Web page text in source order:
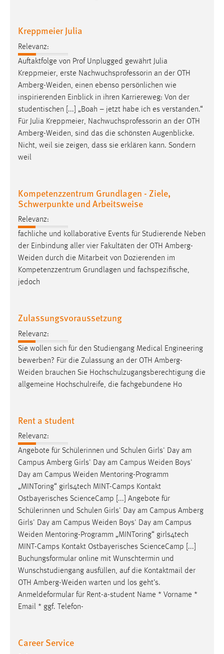
Kreppmeier Julia
Relevanz:
Auftaktfolge von Prof Unplugged gewährt Julia
Kreppmeier, erste Nachwuchsprofessorin an der OTH
Amberg-Weiden, einen ebenso persönlichen wie
inspirierenden Einblick in ihren Karriereweg: Von der
studentischen [...] „Boah – jetzt habe ich es verstanden.“
Für Julia Kreppmeier, Nachwuchsprofessorin an der OTH
Amberg-Weiden, sind das die schönsten Augenblicke.
Nicht, weil sie zeigen, dass sie erklären kann. Sondern
weil
Kompetenzzentrum Grundlagen - Ziele,
Schwerpunkte und Arbeitsweise
Relevanz:
fachliche und kollaborative Events für Studierende Neben
der Einbindung aller vier Fakultäten der OTH Amberg-
Weiden durch die Mitarbeit von Dozierenden im
Kompetenzzentrum Grundlagen und fachspezifische,
jedoch
Zulassungsvoraussetzung
Relevanz:
Sie wollen sich für den Studiengang Medical Engineering
bewerben? Für die Zulassung an der OTH Amberg-
Weiden brauchen Sie Hochschulzugangsberechtigung die
allgemeine Hochschulreife, die fachgebundene Ho
Rent a student
Relevanz:
Angebote für Schülerinnen und Schulen Girls' Day am
Campus Amberg Girls' Day am Campus Weiden Boys'
Day am Campus Weiden Mentoring-Programm
„MINToring“ girls4tech MINT-Camps Kontakt
Ostbayerisches ScienceCamp [...] Angebote für
Schülerinnen und Schulen Girls' Day am Campus Amberg
Girls' Day am Campus Weiden Boys' Day am Campus
Weiden Mentoring-Programm „MINToring“ girls4tech
MINT-Camps Kontakt Ostbayerisches ScienceCamp [...]
Buchungsformular online mit Wunschtermin und
Wunschstudiengang ausfüllen, auf die Kontaktmail der
OTH Amberg-Weiden warten und los geht’s.
Anmeldeformular für Rent-a-student Name * Vorname *
Email * ggf. Telefon-
Career Service